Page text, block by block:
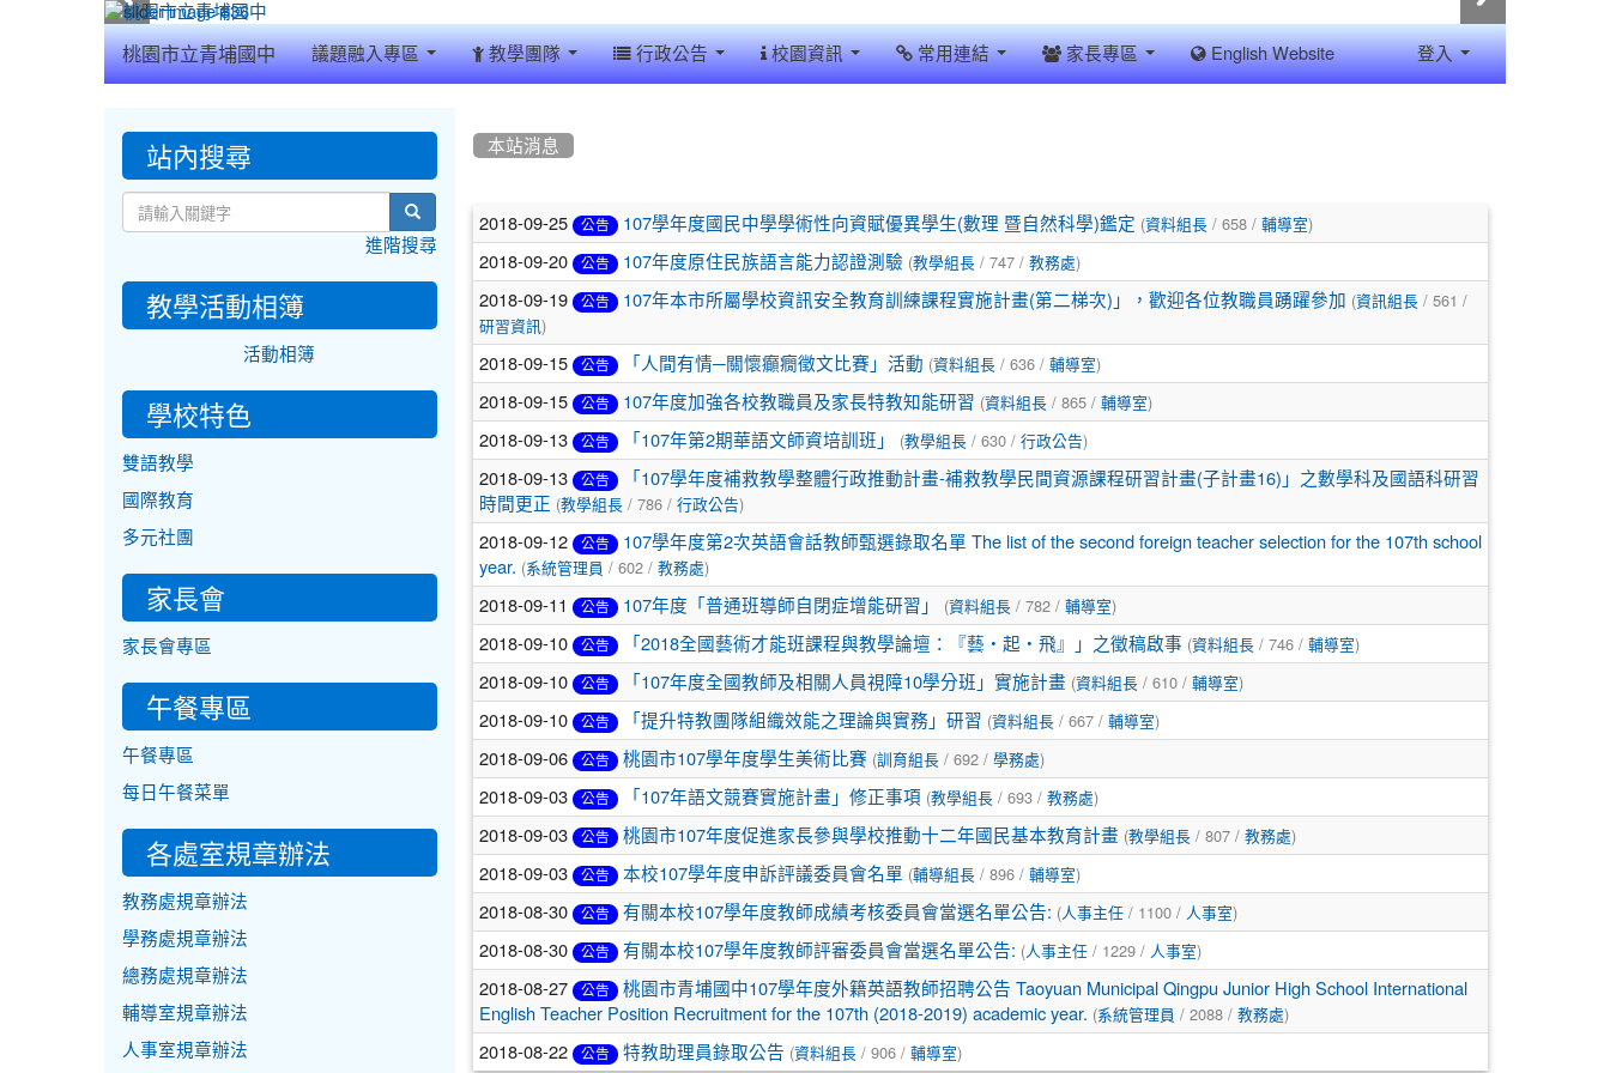
桃園市立青埔國中 議題融入專區 教學團隊 行政公告 校園資訊 常用連結 家長專區 English Website 登入
本站消息
文
章
列
表
2018-09-25 公告 107學年度國民中學學術性向資賦優異學生(數理 暨自然科學)鑑定 (資料組長/ 658 / 輔導室)
2018-09-20 公告 107年度原住民族語言能力認證測驗 (教學組長/ 747 / 教務處)
2018-09-19 公告 107年本市所屬學校資訊安全教育訓練課程實施計畫(第二梯次)」，歡迎各位教職員踴躍參加 (資訊組長/ 561 /
研習資訊)
2018-09-15 公告 「人間有情─關懷癲癇徵文比賽」活動 (資料組長/ 636 / 輔導室)
2018-09-15 公告 107年度加強各校教職員及家長特教知能研習 (資料組長/ 865 / 輔導室)
2018-09-13 公告 「107年第2期華語文師資培訓班」 (教學組長/ 630 / 行政公告)
2018-09-13 公告
「107學年度補救教學整體行政推動計畫-補救教學民間資源課程研習計畫(子計畫16)」之數學科及國語科研習
時間更正 (教學組長/ 786 / 行政公告)
2018-09-12 公告
107學年度第2次英語會話教師甄選錄取名單 The list of the second foreign teacher selection for the 107th school
year. (系統管理員 / 602 / 教務處)
2018-09-11 公告 107年度「普通班導師自閉症增能研習」 (資料組長/ 782 / 輔導室)
2018-09-10 公告 「2018全國藝術才能班課程與教學論壇：『藝‧起‧飛』」之徵稿啟事 (資料組長/ 746 / 輔導室)
2018-09-10 公告 「107年度全國教師及相關人員視障10學分班」實施計畫 (資料組長/ 610 / 輔導室)
2018-09-10 公告 「提升特教團隊組織效能之理論與實務」研習 (資料組長/ 667 / 輔導室)
2018-09-06 公告 桃園市107學年度學生美術比賽 (訓育組長/ 692 / 學務處)
2018-09-03 公告 「107年語文競賽實施計畫」修正事項 (教學組長/ 693 / 教務處)
2018-09-03 公告 桃園市107年度促進家長參與學校推動十二年國民基本教育計畫 (教學組長/ 807 / 教務處)
2018-09-03 公告 本校107學年度申訴評議委員會名單 (輔導組長/ 896 / 輔導室)
2018-08-30 公告 有關本校107學年度教師成績考核委員會當選名單公告: (人事主任/ 1100 / 人事室)
2018-08-30 公告 有關本校107學年度教師評審委員會當選名單公告: (人事主任/ 1229 / 人事室)
2018-08-27 公告
桃園市青埔國中107學年度外籍英語教師招聘公告 Taoyuan Municipal Qingpu Junior High School International
English Teacher Position Recruitment for the 107th (2018-2019) academic year. (系統管理員 / 2088 / 教務處)
2018-08-22 公告 特教助理員錄取公告 (資料組長/ 906 / 輔導室)
::: 站內搜尋
search
進階搜尋
教學活動相簿
活動相簿
學校特色
雙語教學
國際教育
多元社團
家長會
家長會專區
午餐專區
午餐專區
每日午餐菜單
各處室規章辦法
教務處規章辦法
學務處規章辦法
總務處規章辦法
輔導室規章辦法
人事室規章辦法